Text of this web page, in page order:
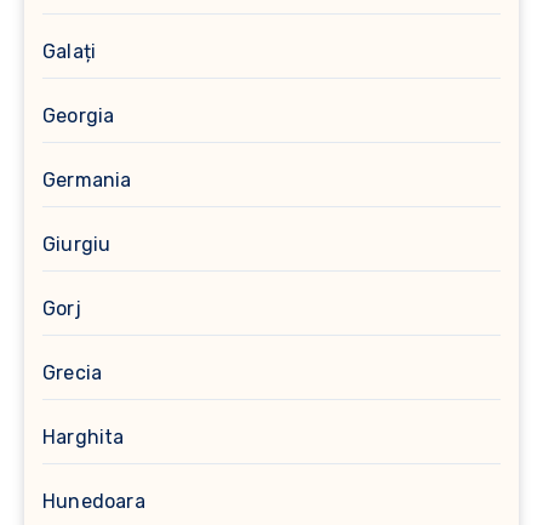
Galați
Georgia
Germania
Giurgiu
Gorj
Grecia
Harghita
Hunedoara